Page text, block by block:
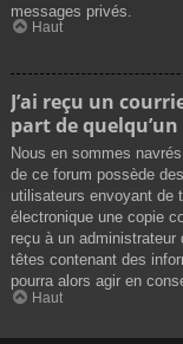
messages privés.
Haut
J’ai reçu un
part de
Nous en sommes
de ce forum possède
utilisateurs envoyant de
électronique une copie
reçu à un
têtes contenant des
pourra alors agir en
Haut